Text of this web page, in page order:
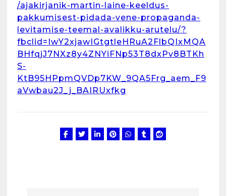
/ajakirjanik-martin-laine-keeldus-
pakkumisest-pidada-vene-propaganda-
levitamise-teemal-avalikku-arutelu/?
fbclid=IwY2xjawIGtgtleHRuA2FlbQIxMQA
BHfqjJ7NXz8y4ZNYiFNp53T8dxPv8BTKh
S-
KtB95HPpmQVDp7KW_9QA5Frg_aem_F9
aVwbau2J_j_BAIRUxfkg
Kunglarahva Turuplats
Eestlaste toidu -ja
kokkusaamise koht Soomes,
märts 24, 2025
märts 24, 2025